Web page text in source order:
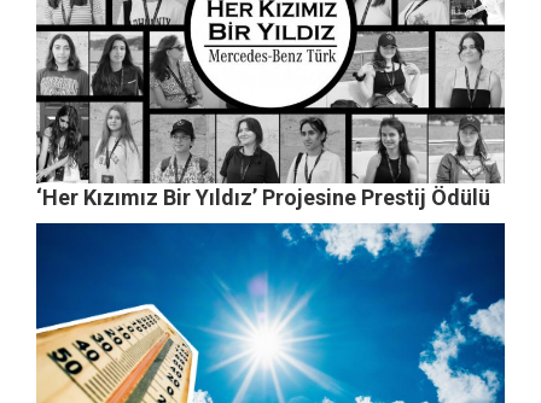
‘Her Kızımız Bir Yıldız’ Projesine Prestij Ödülü